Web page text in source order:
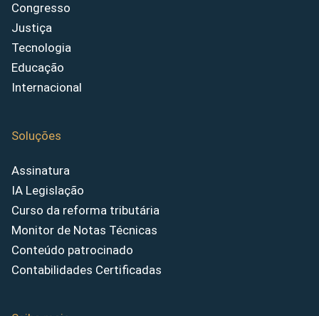
Congresso
Justiça
Tecnologia
Educação
Internacional
Soluções
Assinatura
IA Legislação
Curso da reforma tributária
Monitor de Notas Técnicas
Conteúdo patrocinado
Contabilidades Certificadas